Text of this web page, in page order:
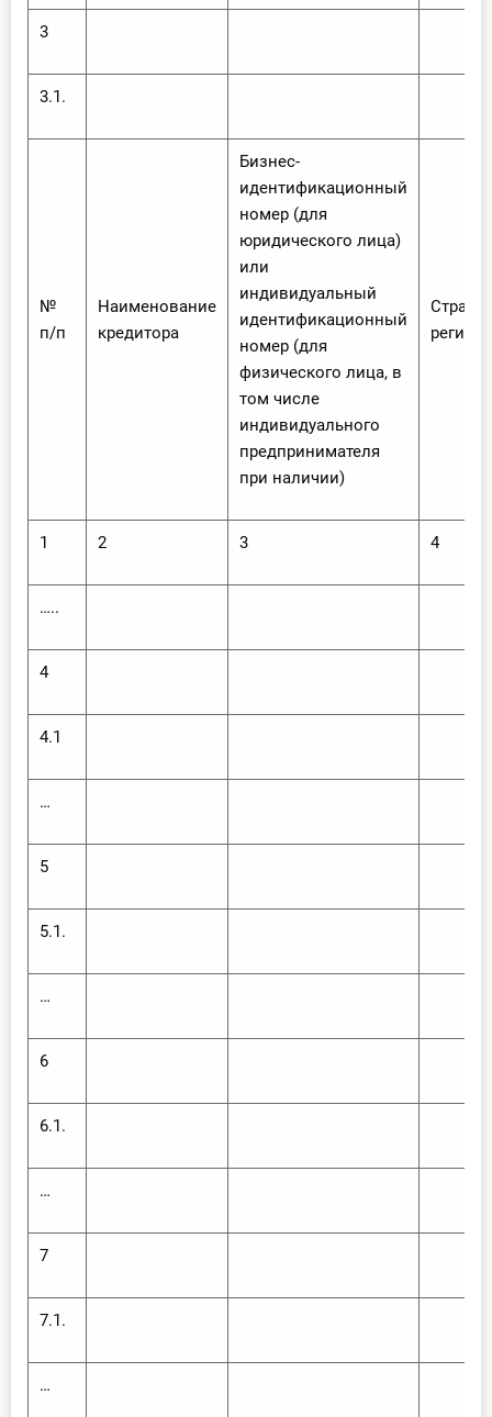
3
3.1.
№
п/п
Наименование
кредитора
Бизнес-
идентификационный
номер (для
юридического лица)
или
индивидуальный
идентификационный
номер (для
физического лица, в
том числе
индивидуального
предпринимателя
при наличии)
Страна
1 2 3 4
…..
4
4.1
…
5
5.1.
…
6
6.1.
…
7
7.1.
…